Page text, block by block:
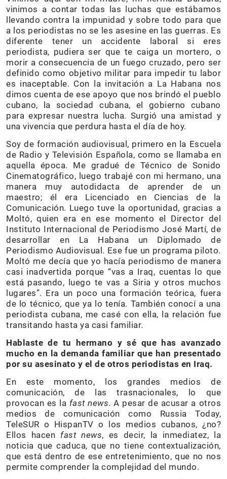
vinimos a contar todas las luchas que estábamos
llevando contra la impunidad y sobre todo para que
a los periodistas no se les asesine en las guerras. Es
diferente tener un accidente laboral si eres
periodista, pudiera ser que te caiga un mortero, o
morir a consecuencia de un fuego cruzado, pero ser
definido como objetivo militar para impedir tu labor
es inaceptable. Con la invitación a La Habana nos
dimos cuenta de ese apoyo que nos brindó el pueblo
cubano, la sociedad cubana, el gobierno cubano
para expresar nuestra lucha. Surgió una amistad y
una vivencia que perdura hasta el día de hoy.
Soy de formación audiovisual, primero en la Escuela
de Radio y Televisión Española, como se llamaba en
aquella época. Me gradué de Técnico de Sonido
Cinematográfico, luego trabajé con mi hermano, una
manera muy autodidacta de aprender de un
maestro; él era Licenciado en Ciencias de la
Comunicación. Luego tuve la oportunidad, gracias a
Moltó, quien era en ese momento el Director del
Instituto Internacional de Periodismo José Martí, de
desarrollar en La Habana un Diplomado de
Periodismo Audiovisual. Ese fue un programa piloto.
Moltó me decía que yo hacía periodismo de manera
casi inadvertida porque “vas a Iraq, cuentas lo que
está pasando, luego te vas a Siria y otros muchos
lugares”. Era un poco una formación teórica, fuera
de lo técnico, que ya lo tenía. También conocí a una
periodista cubana, me casé con ella, la relación fue
transitando hasta ya casi familiar.
Hablaste de tu hermano y sé que has avanzado
mucho en la demanda familiar que han presentado
por su asesinato y el de otros periodistas en Iraq.
En este momento, los grandes medios de
comunicación, de las trasnacionales, lo que
provocan es la fast news. A pesar de acusar a otros
medios de comunicación como Russia Today,
TeleSUR o HispanTV o los medios cubanos, ¿no?
Ellos hacen fast news, es decir, la inmediatez, la
noticia que caduca, que no tiene contextualización,
que está dentro de ese entretenimiento, que no nos
permite comprender la complejidad del mundo.